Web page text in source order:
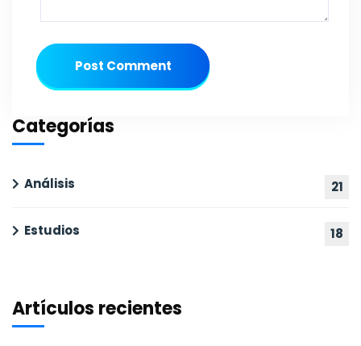
Post Comment
Categorías
Análisis 21
Estudios 18
Artículos recientes